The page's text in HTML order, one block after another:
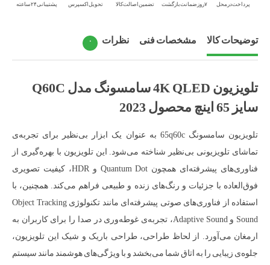
پرداخت در محل ۷ روز ضمانت بازگشت تضمین اصالت کالا تحویل اکسپرس پشتیبانی ۲۴ ساعته
توضیحات کالا مشخصات فنی نظرات ۰
تلویزیون 4K QLED سامسونگ مدل Q60C
سایز 65 اینچ محصول 2023
تلویزیون سامسونگ 65q60c به عنوان یک ابزار بی‌نظیر برای تجربه‌ی
تماشای تلویزیونی بی‌نظیر شناخته می‌شود. این تلویزیون با بهره‌گیری از
فناوری‌های پیشرفته‌ای همچون Quantum Dot و HDR، کیفیت تصویری
فوق‌العاده با جزئیات و رنگ‌های زنده و طبیعی فراهم می‌کند. همچنین، با
استفاده از فناوری‌های صوتی پیشرفته‌ای مانند تکنولوژی Object Tracking
Sound و Adaptive Sound، تجربه‌ی غوطه‌وری در صدا را برای کاربران به
ارمغان می‌آورد. از لحاظ طراحی، طراحی باریک و شیک این تلویزیون،
جلوه‌ی زیبایی را به اتاق شما می‌بخشد و با ویژگی‌های هوشمند مانند سیستم